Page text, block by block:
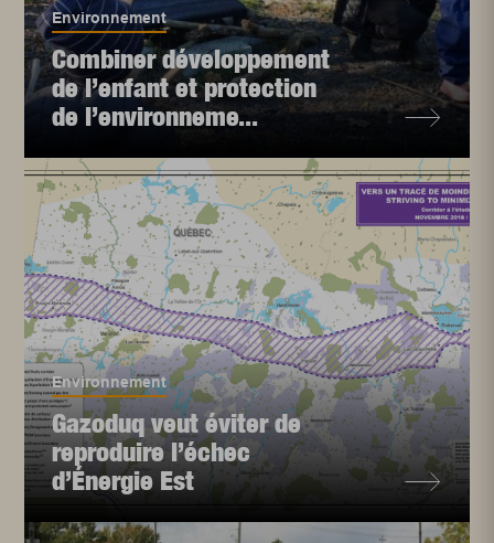
Environnement
Combiner développement
de l’enfant et protection
de l’environneme...
Environnement
Gazoduq veut éviter de
reproduire l’échec
d’Énergie Est